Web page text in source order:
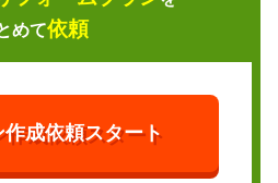
めて依頼
作成依頼スタート